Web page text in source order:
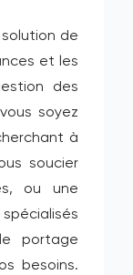
de
et les
des
soyez
à
soucier
ou une
portage
besoins.